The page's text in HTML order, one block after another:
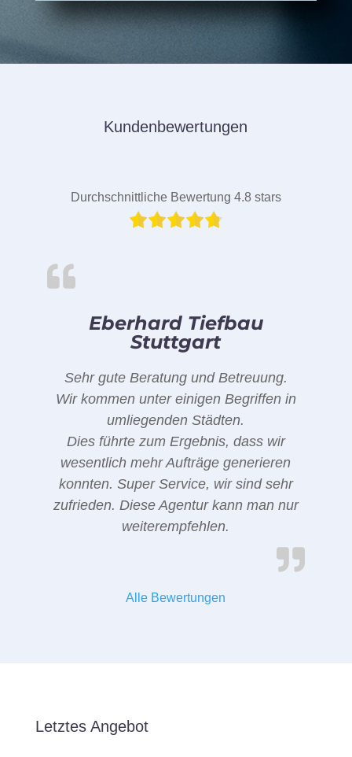
Kundenbewertungen
Durchschnittliche Bewertung 4.8 stars
Eberhard Tiefbau
Stuttgart
Sehr gute Beratung und Betreuung.
Wir kommen unter einigen Begriffen in
umliegenden Städten.
Dies führte zum Ergebnis, dass wir
wesentlich mehr Aufträge generieren
konnten. Super Service, wir sind sehr
zufrieden. Diese Agentur kann man nur
weiterempfehlen.
Alle Bewertungen
Letztes Angebot